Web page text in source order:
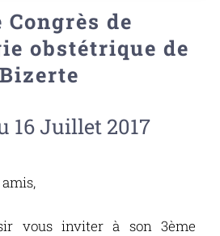
Congrès de
obstétrique de
Bizerte
16 Juillet 2017
vous inviter à son 3ème